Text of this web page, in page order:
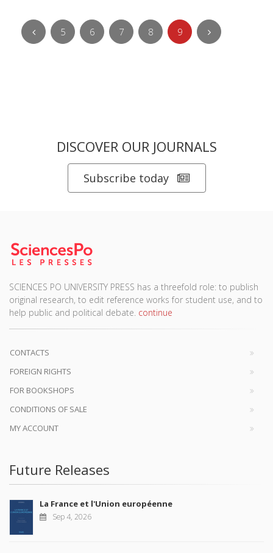
5 6 7 8 9
DISCOVER OUR JOURNALS
Subscribe today
SCIENCES PO UNIVERSITY PRESS has a threefold role: to publish
original research, to edit reference works for student use, and to
help public and political debate. continue
CONTACTS
FOREIGN RIGHTS
FOR BOOKSHOPS
CONDITIONS OF SALE
MY ACCOUNT
Future Releases
La France et l'Union européenne
Sep 4, 2026